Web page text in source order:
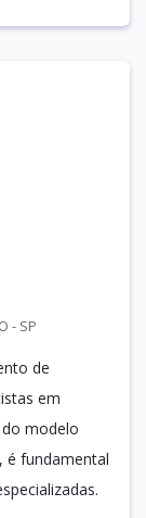
- SP
de
em
modelo
é fundamental